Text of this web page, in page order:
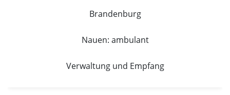
Brandenburg
Nauen: ambulant
Verwaltung und Empfang